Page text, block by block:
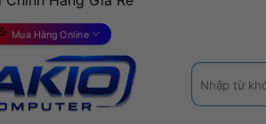
Mua Hàng Online
Tìm
kiếm: